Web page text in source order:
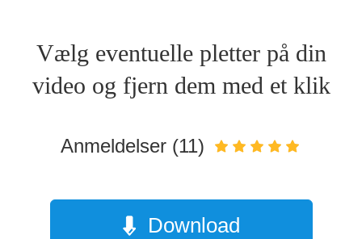
Vælg eventuelle pletter på din
video og fjern dem med et klik
Anmeldelser (11)
Download